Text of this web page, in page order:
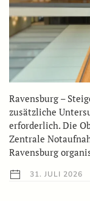
Ravensburg –
zusätzliche
erforderlich. Die
Zentrale
Ravensburg
31. JULI 2026